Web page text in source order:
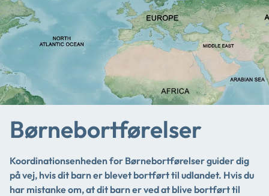
Børnebortførelser
Koordinationsenheden for Børnebortførelser guider dig
på vej, hvis dit barn er blevet bortført til udlandet. Hvis du
har mistanke om, at dit barn er ved at blive bortført til